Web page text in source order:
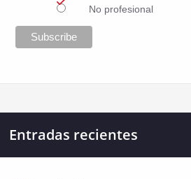
No profesional
Entradas recientes